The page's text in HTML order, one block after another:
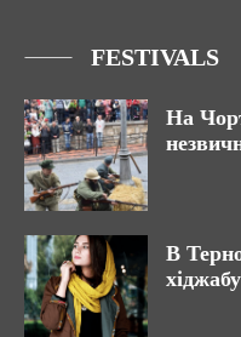
FESTIVALS
На
В
хіджабу